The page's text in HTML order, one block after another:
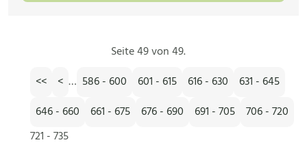
Seite 49 von 49.
<<
< … 586 - 600 601 - 615 616 - 630
631 - 645
646 - 660
661 - 675 676 - 690 691 - 705
706 - 720
721 - 735